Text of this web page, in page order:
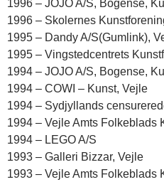
1996 – JOJO A/S, Bogense,
1996 – Skolernes
1995 – Dandy A/S(Gumlink),
1995 – Vingstedcentrets
1994 – JOJO A/S, Bogense,
1994 – COWI – Kunst, Vejle
1994 – Sydjyllands
1994 – Vejle Amts Folkeblads
1994 – LEGO A/S
1993 – Galleri Bizzar, Vejle
1993 – Vejle Amts Folkeblads